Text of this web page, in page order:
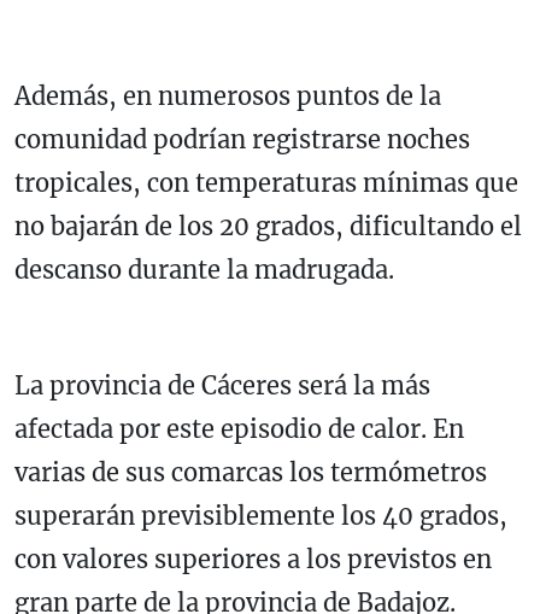
Además, en numerosos puntos de la
comunidad podrían registrarse noches
tropicales, con temperaturas mínimas que
no bajarán de los 20 grados, dificultando el
descanso durante la madrugada.
La provincia de Cáceres será la más
afectada por este episodio de calor. En
varias de sus comarcas los termómetros
superarán previsiblemente los 40 grados,
con valores superiores a los previstos en
gran parte de la provincia de Badajoz.